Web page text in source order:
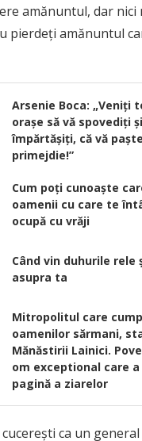
amănuntul, dar nici
pierdeţi amănuntul
Arsenie Boca: „Veniți
orașe să vă spovediți
împărtășiți, că vă
primejdie!”
Cum poţi cunoaşte
oamenii cu care te
ocupă cu vrăji
Când vin duhurile rele
asupra ta
Mitropolitul care
oamenilor sărmani,
Mănăstirii Lainici.
om exceptional care
pagină a ziarelor
ca un